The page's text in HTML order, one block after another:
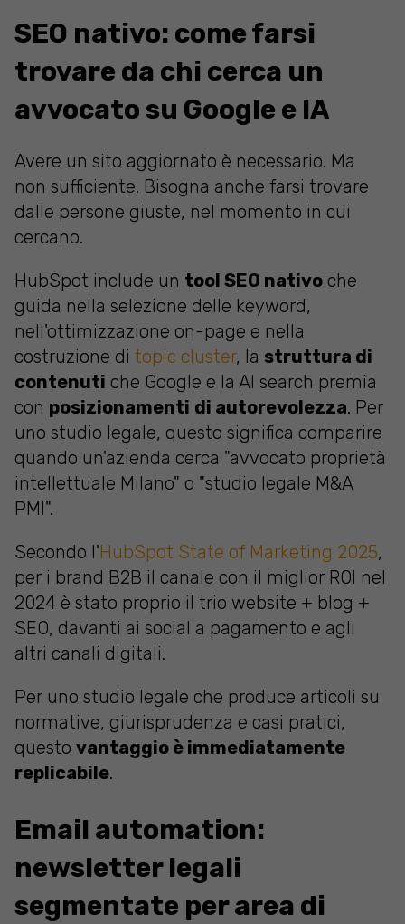
SEO nativo: come farsi
trovare da chi cerca un
avvocato su Google e IA
Avere un sito aggiornato è necessario. Ma
non sufficiente. Bisogna anche farsi trovare
dalle persone giuste, nel momento in cui
cercano.
HubSpot include un tool SEO nativo che
guida nella selezione delle keyword,
nell'ottimizzazione on-page e nella
costruzione di topic cluster, la struttura di
contenuti che Google e la AI search premia
con posizionamenti di autorevolezza. Per
uno studio legale, questo significa comparire
quando un'azienda cerca "avvocato proprietà
intellettuale Milano" o "studio legale M&A
PMI".
Secondo l'HubSpot State of Marketing 2025,
per i brand B2B il canale con il miglior ROI nel
2024 è stato proprio il trio website + blog +
SEO, davanti ai social a pagamento e agli
altri canali digitali.
Per uno studio legale che produce articoli su
normative, giurisprudenza e casi pratici,
questo vantaggio è immediatamente
replicabile.
Email automation:
newsletter legali
segmentate per area di